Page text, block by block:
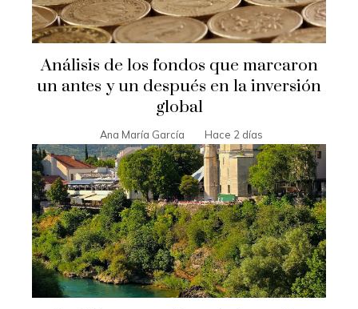
Análisis de los fondos que marcaron
un antes y un después en la inversión
global
Ana María García Hace 2 días